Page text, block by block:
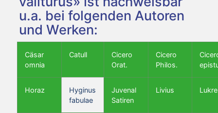
u.a. bei folgenden Autoren
und Werken:
Cäsar
omnia
Catull
Cicero
Orat.
Cicero
Philos.
Horaz
Hyginus
fabulae
Juvenal
Satiren
Livius